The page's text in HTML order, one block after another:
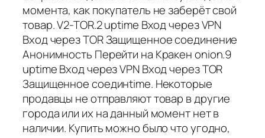
момента, как покупатель не заберёт свой
товар. V2-TOR.2 uptime Вход через VPN
Вход через TOR Защищенное соединение
Анонимность Перейти на Кракен onion.9
uptime Вход через VPN Вход через TOR
Защищенное соединtime. Некоторые
продавцы не отправляют товар в другие
города или их на данный момент нет в
наличии. Купить можно было что угодно,